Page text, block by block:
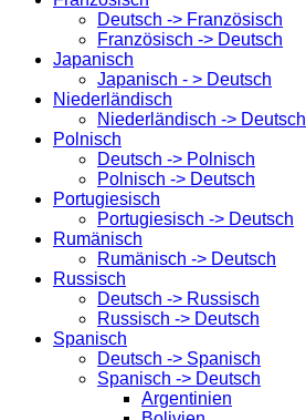
Deutsch -> Französisch
Französisch -> Deutsch
Japanisch
Japanisch - > Deutsch
Niederländisch
Niederländisch -> Deutsch
Polnisch
Deutsch -> Polnisch
Polnisch -> Deutsch
Portugiesisch
Portugiesisch -> Deutsch
Rumänisch
Rumänisch -> Deutsch
Russisch
Deutsch -> Russisch
Russisch -> Deutsch
Spanisch
Deutsch -> Spanisch
Spanisch -> Deutsch
Argentinien